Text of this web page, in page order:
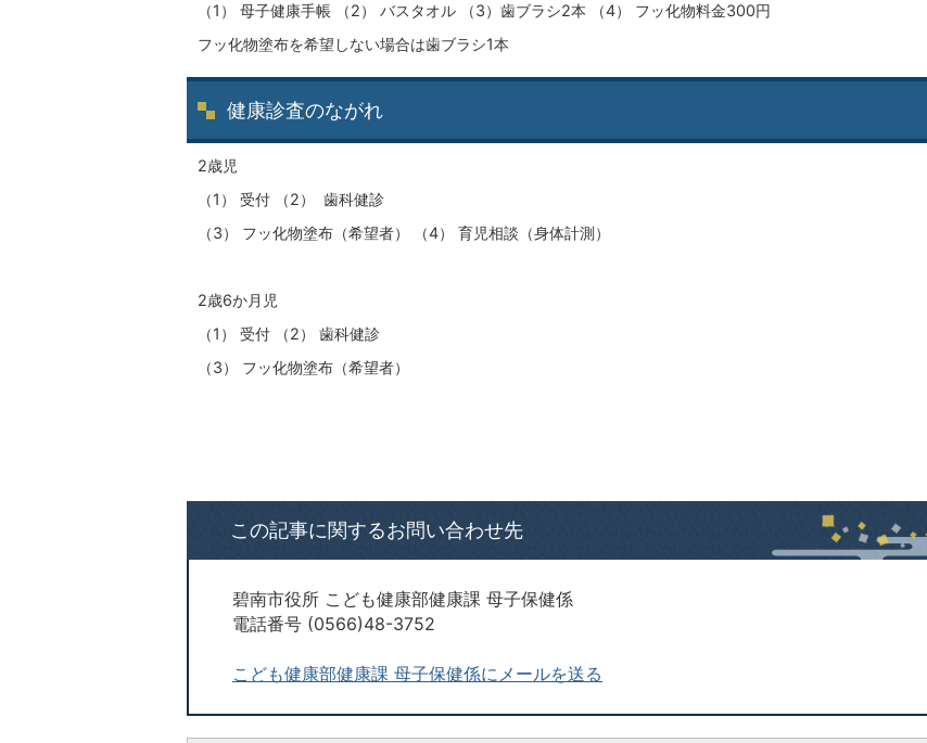
（1） 母子健康手帳 （2） バスタオル （3）歯ブラシ2本 （4） フッ化物料金300円
フッ化物塗布を希望しない場合は歯ブラシ1本
健康診査のながれ
2歳児
（1） 受付 （2） 歯科健診
（3） フッ化物塗布（希望者） （4） 育児相談（身体計測）
2歳6か月児
（1） 受付 （2） 歯科健診
（3） フッ化物塗布（希望者）
この記事に関するお問い合わせ先
碧南市役所 こども健康部健康課 母子保健係
電話番号 (0566)48-3752
こども健康部健康課 母子保健係にメールを送る